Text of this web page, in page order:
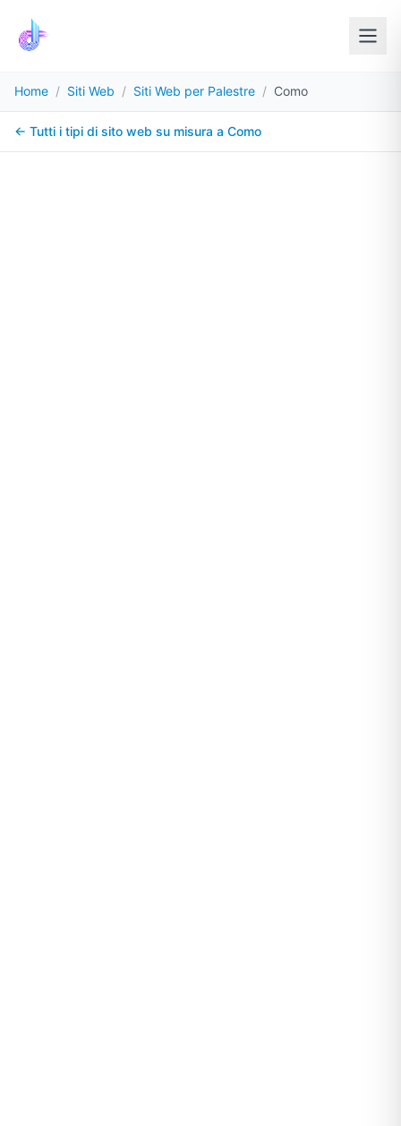
Home / Siti Web / Siti Web per Palestre / Como
← Tutti i tipi di sito web su misura a Como